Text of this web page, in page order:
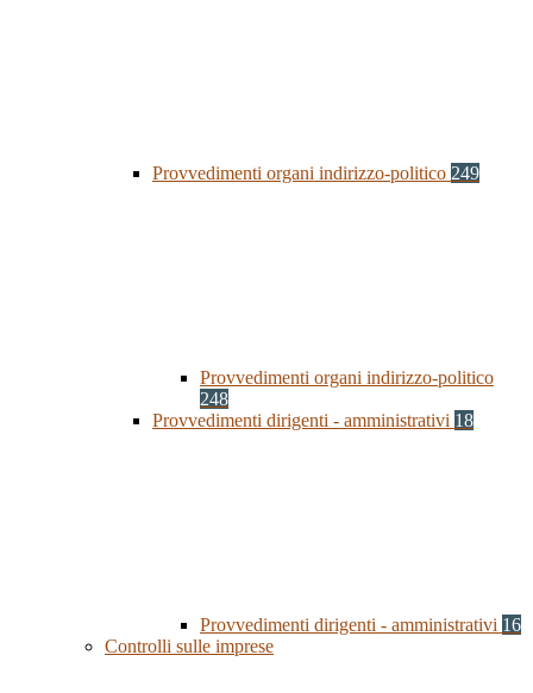
Provvedimenti organi indirizzo-politico 249
Provvedimenti organi indirizzo-politico
248
Provvedimenti dirigenti - amministrativi 18
Provvedimenti dirigenti - amministrativi 16
Controlli sulle imprese